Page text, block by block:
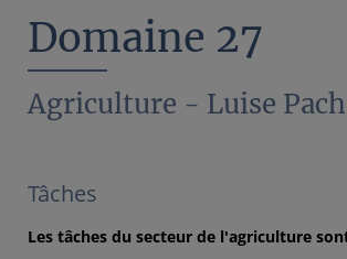
Domaine 27
Agriculture - Luise
Tâches
Les tâches du secteur de l'agriculture